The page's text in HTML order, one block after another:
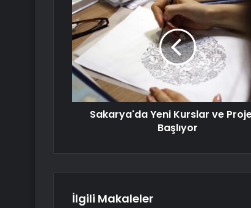
Sakarya'da Yeni Kurslar ve
Başlıyor
İlgili Makaleler